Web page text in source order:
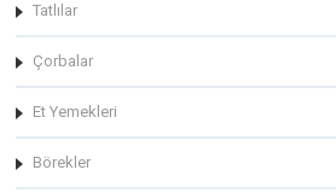
Tatlılar
Çorbalar
Et Yemekleri
Börekler